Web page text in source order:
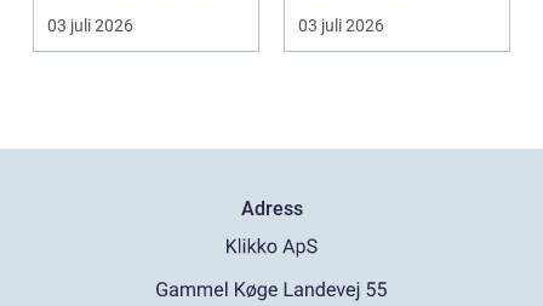
en utsatt situatio...
03 juli 2026
genomtänkt tält s...
03 juli 2026
Adress